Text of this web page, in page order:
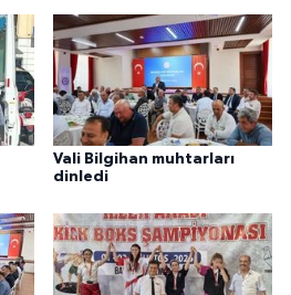
Vali Bilgihan muhtarları
dinledi